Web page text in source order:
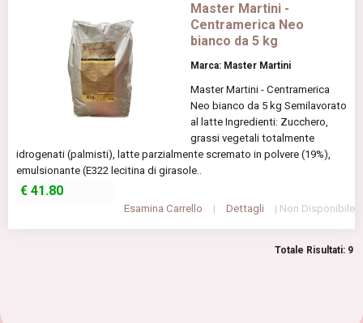
Master Martini -
Centramerica Neo
bianco da 5 kg
Marca: Master Martini
Master Martini - Centramerica
Neo bianco da 5 kg Semilavorato
al latte Ingredienti: Zucchero,
grassi vegetali totalmente
idrogenati (palmisti), latte parzialmente scremato in polvere (19%),
emulsionante (E322 lecitina di girasole..
€ 41.80
Esamina Carrello | Dettagli | Non Disponibile
Totale Risultati: 9